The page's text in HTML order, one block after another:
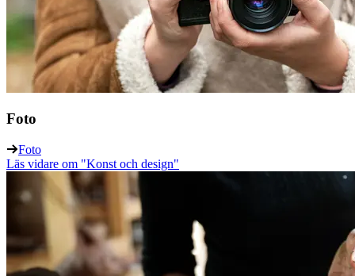
Foto
Foto
Läs vidare om "Konst och design"